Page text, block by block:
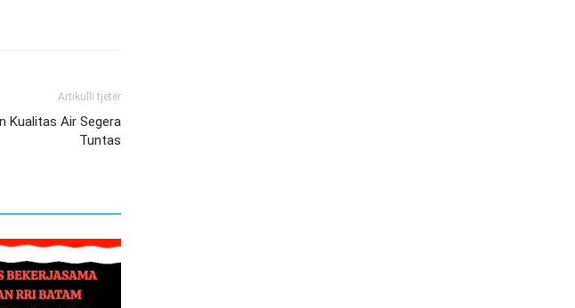
Artikulli tjetër
Kualitas Air Segera
Tuntas